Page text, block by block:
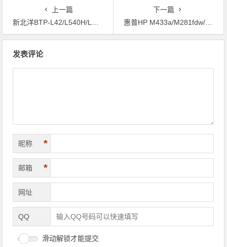
上一篇
新北洋BTP-L42/L540H/L730/A6T II/BP420/430打印机驱动安装问题远程解决方案
下一篇
惠普HP M433a/M281fdw/M477fdw/M154a/M126nw打印机驱动安装问题远程解决方案
发表评论
昵称 *
邮箱 *
网址
QQ
滑动解锁才能提交